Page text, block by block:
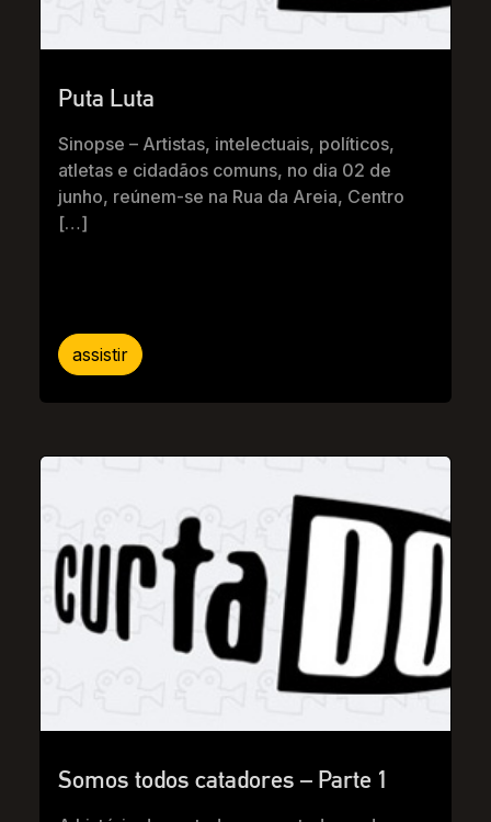
Puta Luta
Sinopse – Artistas, intelectuais, políticos,
atletas e cidadãos comuns, no dia 02 de
junho, reúnem-se na Rua da Areia, Centro
[…]
assistir
Somos todos catadores – Parte 1